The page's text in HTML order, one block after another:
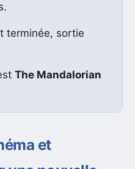
terminée, sortie
The Mandalorian
et